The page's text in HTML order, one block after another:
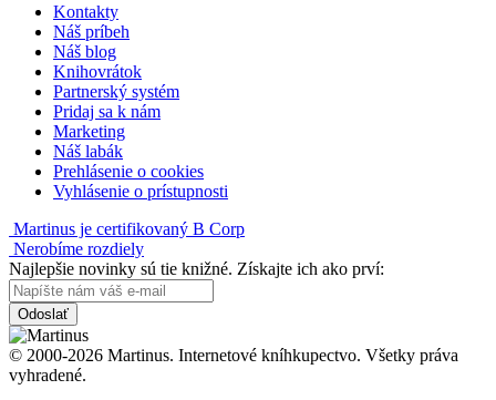
Kontakty
Náš príbeh
Náš blog
Knihovrátok
Partnerský systém
Pridaj sa k nám
Marketing
Náš labák
Prehlásenie o cookies
Vyhlásenie o prístupnosti
Martinus je certifikovaný B Corp
Nerobíme rozdiely
Najlepšie novinky sú tie knižné. Získajte ich ako prví:
Odoslať
© 2000-2026 Martinus. Internetové kníhkupectvo. Všetky práva
vyhradené.